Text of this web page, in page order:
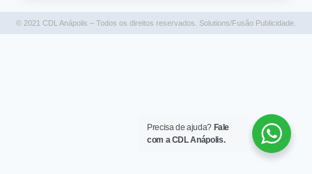
© 2021 CDL Anápolis – Todos os direitos reservados. Solutions/Fusão Publicidade.
Precisa de ajuda? Fale
com a CDL Anápolis.